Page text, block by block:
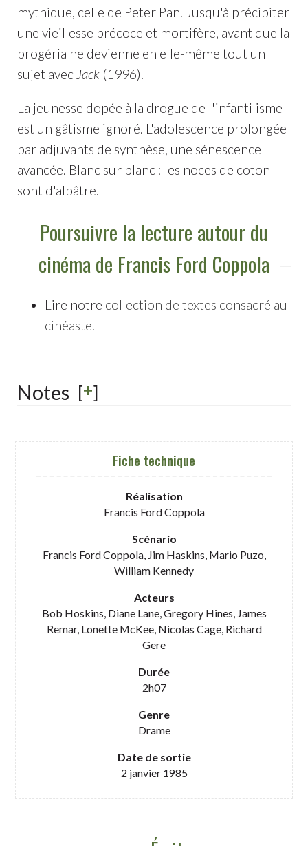
Fiche technique
Réalisation
Francis Ford Coppola
Scénario
Francis Ford Coppola, Jim Haskins, Mario Puzo,
William Kennedy
Acteurs
Bob Hoskins, Diane Lane, Gregory Hines, James
Remar, Lonette McKee, Nicolas Cage, Richard
Gere
Durée
2h07
Genre
Drame
Date de sortie
2 janvier 1985
mythique, celle de Peter Pan. Jusqu'à précipiter
une vieillesse précoce et mortifère, avant que la
progéria ne devienne en elle-même tout un
sujet avec Jack(1996).
La jeunesse dopée à la drogue de l'infantilisme
est un gâtisme ignoré. L'adolescence prolongée
par adjuvants de synthèse, une sénescence
avancée. Blanc sur blanc : les noces de coton
sont d'albâtre.
Poursuivre la lecture autour du
cinéma de Francis Ford Coppola
Lire notre collection de textes consacré au
cinéaste.
Notes [+]